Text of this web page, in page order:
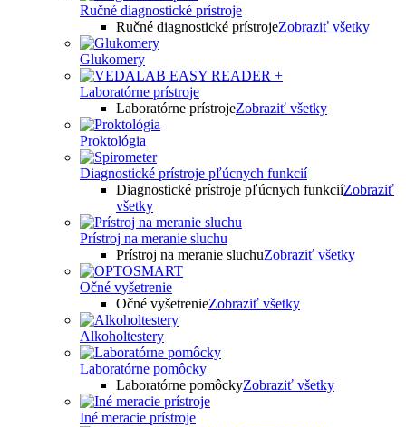
Ručné diagnostické prístroje
Ručné diagnostické prístrojeZobraziť všetky
Glukomery
Laboratórne prístroje
Laboratórne prístrojeZobraziť všetky
Proktológia
Diagnostické prístroje pľúcnych funkcií
Diagnostické prístroje pľúcnych funkciíZobraziť
všetky
Prístroj na meranie sluchu
Prístroj na meranie sluchuZobraziť všetky
Očné vyšetrenie
Očné vyšetrenieZobraziť všetky
Alkoholtestery
Laboratórne pomôcky
Laboratórne pomôckyZobraziť všetky
Iné meracie prístroje